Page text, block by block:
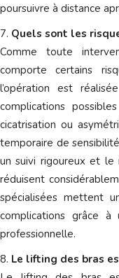
poursuivre à distance
Quels sont les
Comme toute
comporte certains
l’opération est
complications
cicatrisation ou
temporaire de
un suivi rigoureux et le
réduisent
spécialisées mettent
complications grâce
professionnelle.
Le lifting des bras